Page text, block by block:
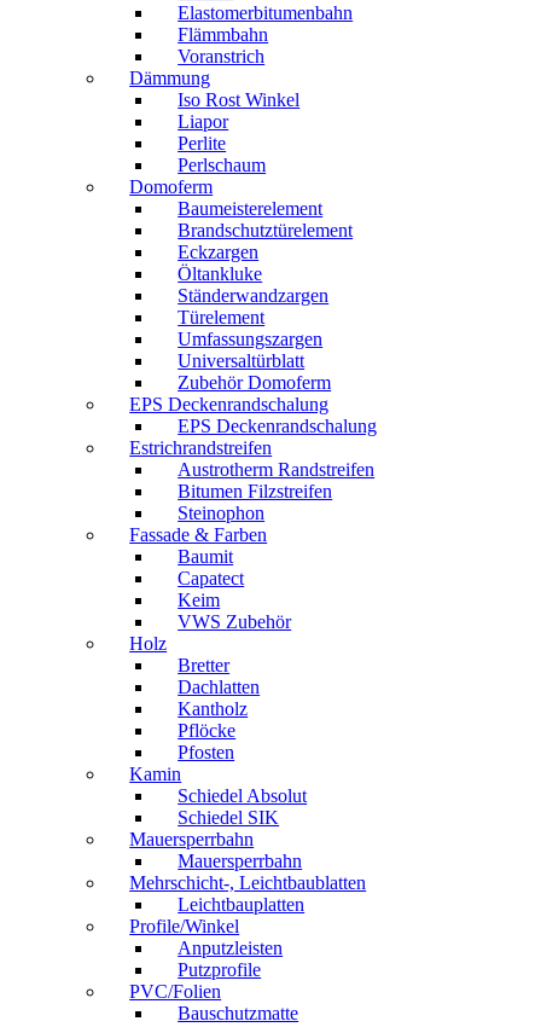
Elastomerbitumenbahn
Flämmbahn
Voranstrich
Dämmung
Iso Rost Winkel
Liapor
Perlite
Perlschaum
Domoferm
Baumeisterelement
Brandschutztürelement
Eckzargen
Öltankluke
Ständerwandzargen
Türelement
Umfassungszargen
Universaltürblatt
Zubehör Domoferm
EPS Deckenrandschalung
EPS Deckenrandschalung
Estrichrandstreifen
Austrotherm Randstreifen
Bitumen Filzstreifen
Steinophon
Fassade & Farben
Baumit
Capatect
Keim
VWS Zubehör
Holz
Bretter
Dachlatten
Kantholz
Pflöcke
Pfosten
Kamin
Schiedel Absolut
Schiedel SIK
Mauersperrbahn
Mauersperrbahn
Mehrschicht-, Leichtbaublatten
Leichtbauplatten
Profile/Winkel
Anputzleisten
Putzprofile
PVC/Folien
Bauschutzmatte